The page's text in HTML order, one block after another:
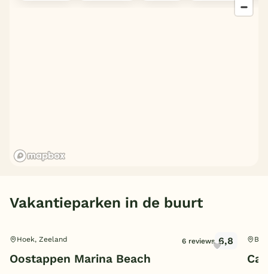
Vakantieparken in de buurt
Hoek, Zeeland 6 reviews 6,8
Oostappen Marina Beach